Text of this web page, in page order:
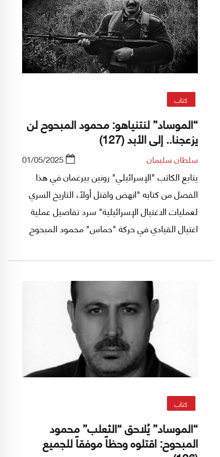
كتاب
“الموساد” لنتنياهو: محمود المبحوح لن
يزعجنا.. إلى الأبد (127)
سلطان سليمان 01/05/2025
يتابع الكاتب "الإسرائيلي" رونين بيرغمان في هذا
الفصل من كتابه "انهض واقتل أولاً، التاريخ السري
لعمليات الاغتيال الإسرائيلية" سرد تفاصيل عملية
اغتيال القيادي في حركة "حماس" محمود المبحوح
باهر تكتيكياً، فشل كارثي استراتيجياً".
كتاب
“الموساد” يُلاحق “الثعلب” محمود
المبحوح: اقتلوه وحظاً موفقاً للجميع